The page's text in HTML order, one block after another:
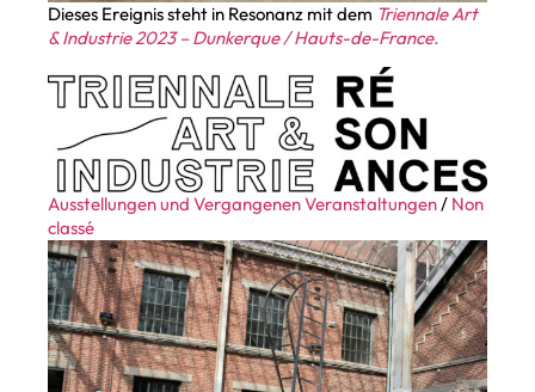
Dieses Ereignis steht in Resonanz mit dem Triennale Art
& Industrie 2023 – Dunkerque / Hauts-de-France.
Ausstellungen und Vergangenen Veranstaltungen/ Non
classé